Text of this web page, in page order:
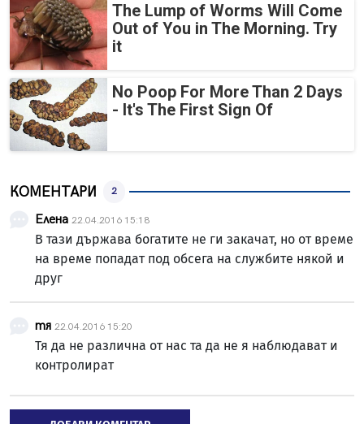
The Lump of Worms Will Come
Out of You in The Morning. Try
it
No Poop For More Than 2 Days
- It's The First Sign Of
КОМЕНТАРИ 2
Елена 22.04.2016 15:18
В тази държава богатите не ги закачат, но от време
на време попадат под обсега на службите някой и
друг
тя 22.04.2016 15:20
Тя да не различна от нас та да не я наблюдават и
контролират